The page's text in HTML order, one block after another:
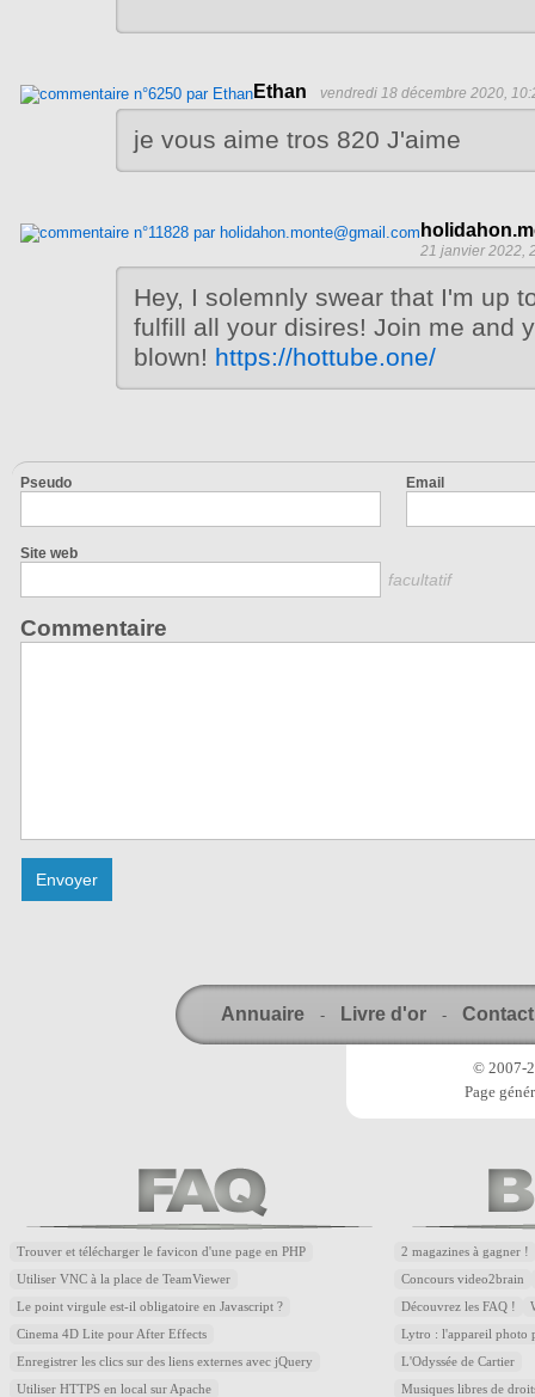
Ethan vendredi 18 décembre 2020,
je vous aime tros 820 J'aime
21 janvier 2022,
Hey, I solemnly swear that I'm up
fulfill all your disires! Join me and
blown! https://hottube.one/
Pseudo Email
Site web
facultatif
Commentaire
Annuaire - Livre d'or - Contact
© 2007-
Page
Trouver et télécharger le favicon d'une page en PHP
Utiliser VNC à la place de TeamViewer
Le point virgule est-il obligatoire en Javascript ?
Cinema 4D Lite pour After Effects
Enregistrer les clics sur des liens externes avec jQuery
Utiliser HTTPS en local sur Apache
2 magazines à gagner !
Concours video2brain
Découvrez les FAQ !
Lytro : l'appareil photo
L'Odyssée de Cartier
Musiques libres de